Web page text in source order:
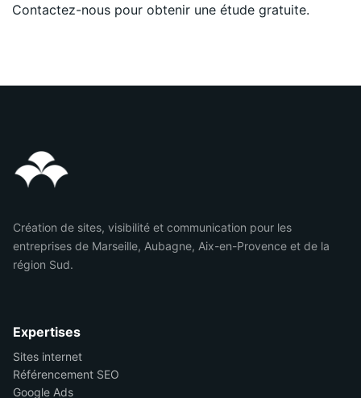
Contactez-nous pour obtenir une étude gratuite.
Création de sites, visibilité et communication pour les
entreprises de Marseille, Aubagne, Aix-en-Provence et de la
région Sud.
Expertises
Sites internet
Référencement SEO
Google Ads